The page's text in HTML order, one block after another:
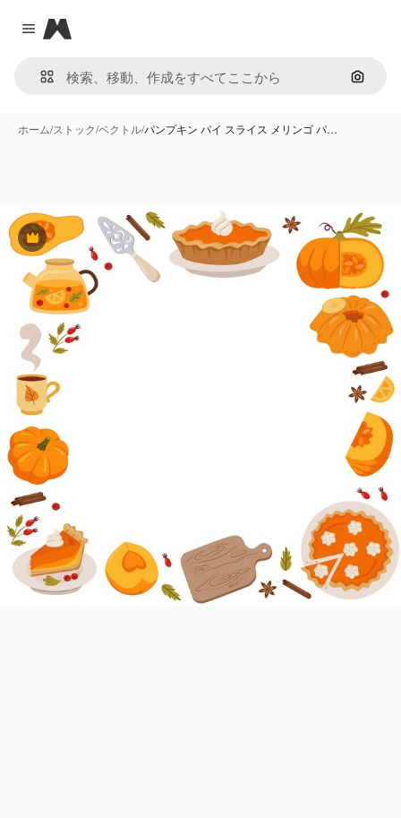
Close menu
Magnific
画像で
ホーム/ストック/ベクトル/パンプキン パイ スライス メリンゴ パ…
Premium